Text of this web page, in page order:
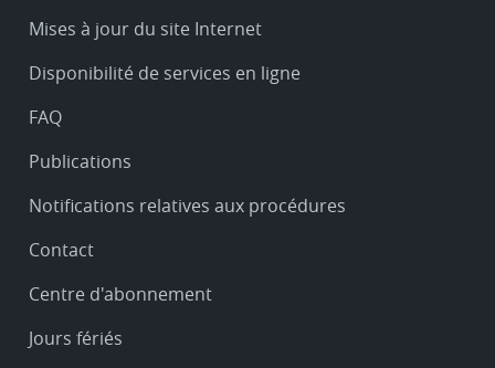
Service
support
Mises à jour du site Internet
Disponibilité de services en ligne
FAQ
Publications
Notifications relatives aux procédures
Contact
Centre d'abonnement
Jours fériés